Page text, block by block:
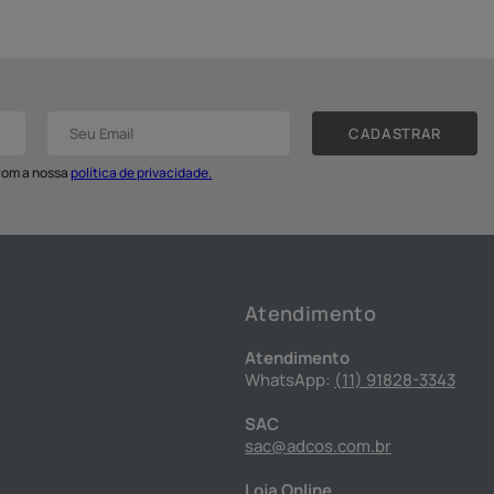
CADASTRAR
a nossa política de privacidade.
Atendimento
Atendimento
WhatsApp: (11) 91828-3343
SAC
sac@adcos.com.br